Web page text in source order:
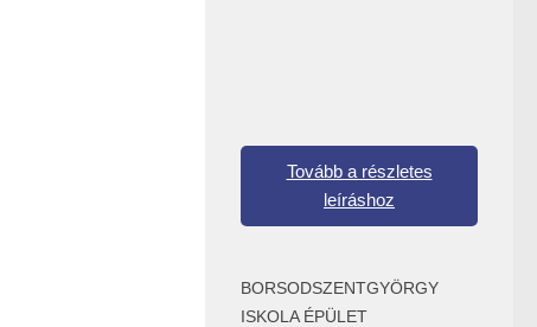
Tovább a részletes
leíráshoz
BORSODSZENTGYÖRGY
ISKOLA ÉPÜLET